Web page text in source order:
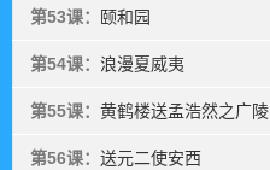
第53课： 颐和园
第54课： 浪漫夏威夷
第55课： 黄鹤楼送孟浩然之广陵
第56课： 送元二使安西